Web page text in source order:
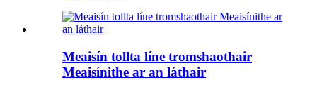
Meaisín tollta líne tromshaothair
Meaisínithe ar an láthair